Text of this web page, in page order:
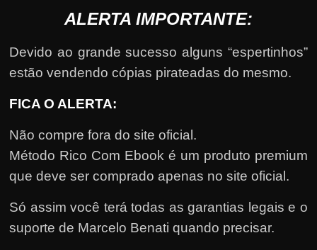
ALERTA IMPORTANTE:
Devido ao grande sucesso alguns “espertinhos”
estão vendendo cópias pirateadas do mesmo.
FICA O ALERTA:
Não compre fora do site oficial.
Método Rico Com Ebook é um produto premium
que deve ser comprado apenas no site oficial.
Só assim você terá todas as garantias legais e o
suporte de Marcelo Benati quando precisar.